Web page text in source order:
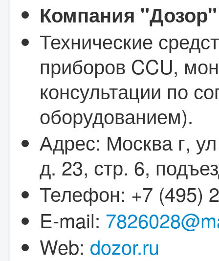
Компания "Дозор"
Технические
приборов CCU,
консультации по
оборудованием).
Адрес: Москва г,
д. 23, стр. 6,
Телефон: +7 (495)
E-mail:
Web: dozor.ru